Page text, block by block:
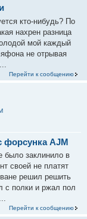
кто-нибудь? По
нахрен разница
мой каждый
не отрывая
Перейти к сообщению
форсунка AJM
было заклинило в
своей не платят
решил решить
с полки и ржал пол
Перейти к сообщению